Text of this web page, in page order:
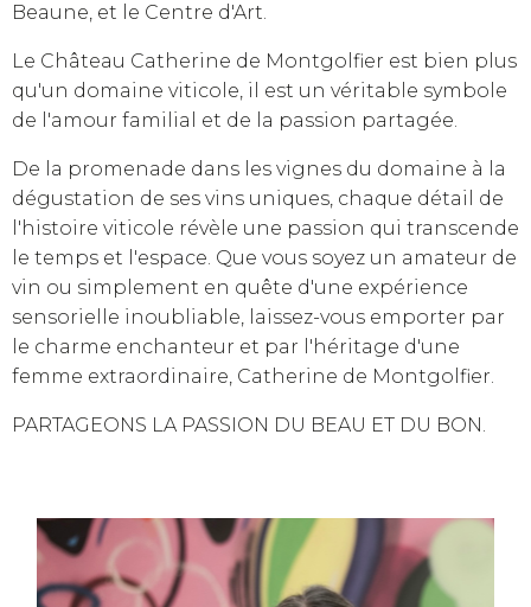
Beaune, et le Centre d'Art.
Le Château Catherine de Montgolfier est bien plus
qu'un domaine viticole, il est un véritable symbole
de l'amour familial et de la passion partagée.
De la promenade dans les vignes du domaine à la
dégustation de ses vins uniques, chaque détail de
l'histoire viticole révèle une passion qui transcende
le temps et l'espace. Que vous soyez un amateur de
vin ou simplement en quête d'une expérience
sensorielle inoubliable, laissez-vous emporter par
le charme enchanteur et par l'héritage d'une
femme extraordinaire, Catherine de Montgolfier.
PARTAGEONS LA PASSION DU BEAU ET DU BON.